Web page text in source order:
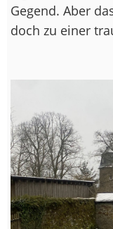
Gegend. Aber
doch zu einer